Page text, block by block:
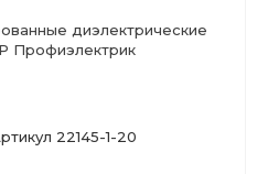
диэлектрические
Профиэлектрик
22145-1-20